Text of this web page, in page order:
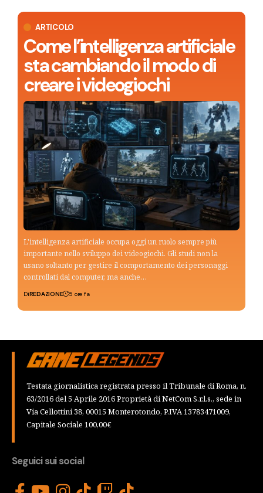
ARTICOLO
Come l’intelligenza artificiale
sta cambiando il modo di
creare i videogiochi
L'intelligenza artificiale occupa oggi un ruolo sempre più
importante nello sviluppo dei videogiochi. Gli studi non la
usano soltanto per gestire il comportamento dei personaggi
controllati dal computer, ma anche…
DiREDAZIONE 5 ore fa
Testata giornalistica registrata presso il Tribunale di Roma, n.
63/2016 del 5 Aprile 2016 Proprietà di NetCom S.r.l.s., sede in
Via Cellottini 38, 00015 Monterotondo, P.IVA 13783471009,
Capitale Sociale 100,00€
Seguici sui social